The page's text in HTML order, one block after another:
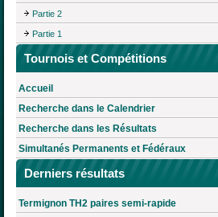
Partie 2
Partie 1
Tournois et Compétitions
Accueil
Recherche dans le Calendrier
Recherche dans les Résultats
Simultanés Permanents et Fédéraux
Derniers résultats
Termignon TH2 paires semi-rapide